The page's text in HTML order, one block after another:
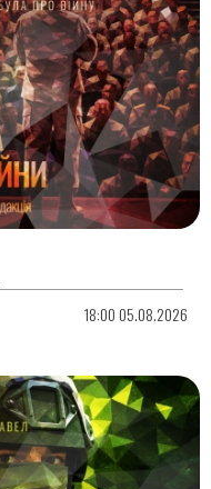
18:00 05.08.2026